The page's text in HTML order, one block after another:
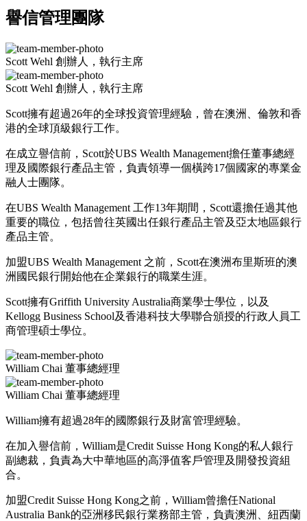
譽信管理團隊​
Scott Wehl 創辦人，執行主席
Scott Wehl 創辦人，執行主席
Scott擁有超過26年的全球投資管理經驗，曾在澳洲、倫敦和香
港的全球頂級銀行工作。
在成立譽信前，Scott於UBS Wealth Management擔任董事總經
理及國際銀行產品主管，負責領導一個橫跨17個國家的專業金
融人士團隊。
在UBS Wealth Management 工作13年期間，Scott還擔任過其他
重要的職位，包括曾往英國出任銀行產品主管及亞太地區銀行
產品主管。
加盟UBS Wealth Management 之前，Scott在澳洲布里斯班的澳
洲國民銀行開始他在企業銀行的職業生涯。
Scott擁有Griffith University Australia商業學士學位，以及
Kellogg Business School及香港科技大學聯合頒授的行政人員工
商管理碩士學位。
William Chai 董事總經理
William Chai 董事總經理
William擁有超過28年的國際銀行及財富管理經驗。
在加入譽信前，William是Credit Suisse Hong Kong的私人銀行
副總裁，負責為大中華地區的高淨值客戶管理及開發投資組
合。
加盟Credit Suisse Hong Kong之前，William曾擔任National
Australia Bank的亞洲移民銀行業務部主管，負責澳洲、紐西蘭